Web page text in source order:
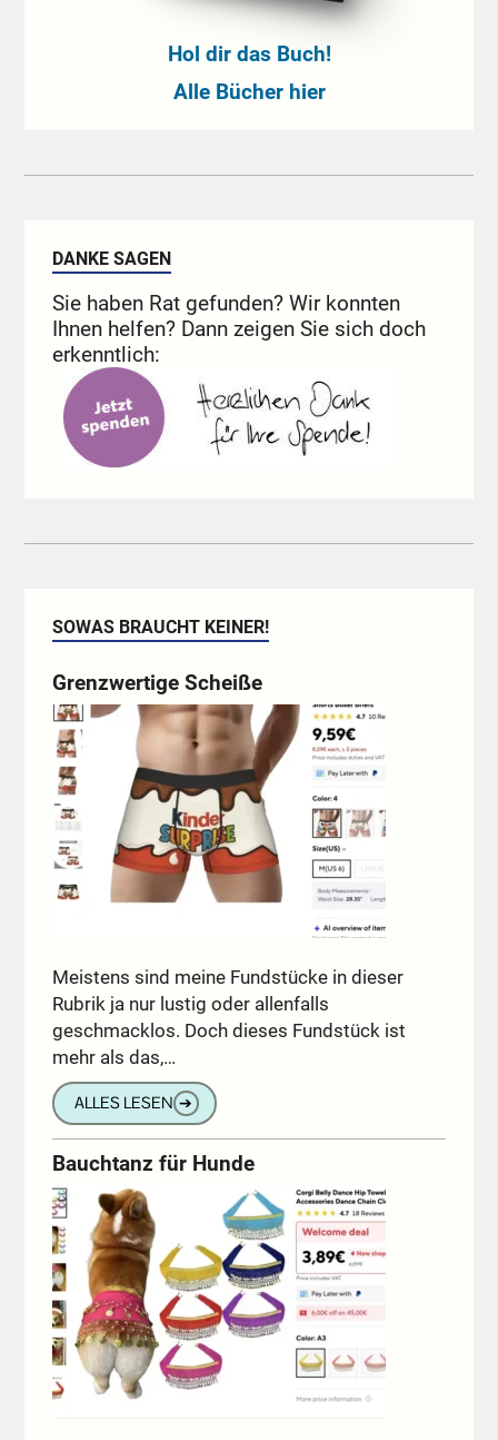
Hol dir das Buch!
Alle Bücher hier
DANKE SAGEN
Sie haben Rat gefunden? Wir konnten
Ihnen helfen? Dann zeigen Sie sich doch
erkenntlich:
SOWAS BRAUCHT KEINER!
Grenzwertige Scheiße
Meistens sind meine Fundstücke in dieser
Rubrik ja nur lustig oder allenfalls
geschmacklos. Doch dieses Fundstück ist
mehr als das,…
ALLES LESEN ➔
Bauchtanz für Hunde